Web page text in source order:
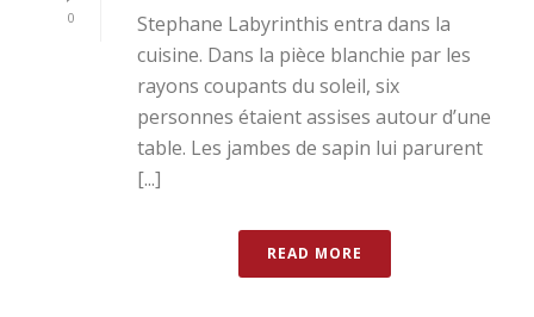
0
Stephane Labyrinthis entra dans la
cuisine. Dans la pièce blanchie par les
rayons coupants du soleil, six
personnes étaient assises autour d’une
table. Les jambes de sapin lui parurent
[...]
READ MORE